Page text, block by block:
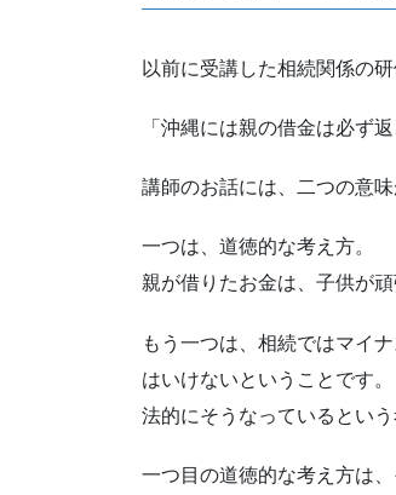
以前に受講した相続関係の
「沖縄には親の借金は必ず
講師のお話には、二つの意味
一つは、道徳的な考え方。
親が借りたお金は、子供が
もう一つは、相続ではマイ
はいけないということです。
法的にそうなっているという
一つ目の道徳的な考え方は